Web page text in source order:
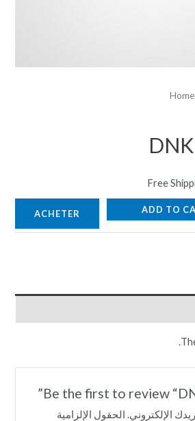
Home
ACHETER ADD TO
Be the first to review
الإلكتروني. الحقول الإلزامية